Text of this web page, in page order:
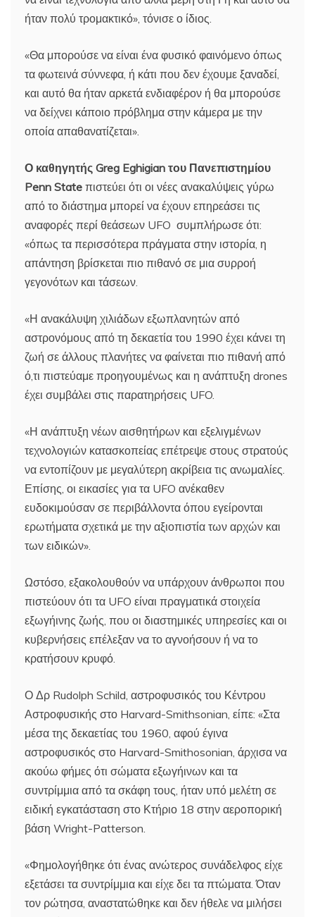
ήταν πολύ τρομακτικό», τόνισε ο ίδιος.
«Θα μπορούσε να είναι ένα φυσικό φαινόμενο όπως
τα φωτεινά σύννεφα, ή κάτι που δεν έχουμε ξαναδεί,
και αυτό θα ήταν αρκετά ενδιαφέρον ή θα μπορούσε
να δείχνει κάποιο πρόβλημα στην κάμερα με την
οποία απαθανατίζεται».
Ο καθηγητής Greg Eghigian του Πανεπιστημίου
Penn State πιστεύει ότι οι νέες ανακαλύψεις γύρω
από το διάστημα μπορεί να έχουν επηρεάσει τις
αναφορές περί θεάσεων UFO συμπλήρωσε ότι:
«όπως τα περισσότερα πράγματα στην ιστορία, η
απάντηση βρίσκεται πιο πιθανό σε μια συρροή
γεγονότων και τάσεων.
«Η ανακάλυψη χιλιάδων εξωπλανητών από
αστρονόμους από τη δεκαετία του 1990 έχει κάνει τη
ζωή σε άλλους πλανήτες να φαίνεται πιο πιθανή από
ό,τι πιστεύαμε προηγουμένως και η ανάπτυξη drones
έχει συμβάλει στις παρατηρήσεις UFO.
«Η ανάπτυξη νέων αισθητήρων και εξελιγμένων
τεχνολογιών κατασκοπείας επέτρεψε στους στρατούς
να εντοπίζουν με μεγαλύτερη ακρίβεια τις ανωμαλίες.
Επίσης, οι εικασίες για τα UFO ανέκαθεν
ευδοκιμούσαν σε περιβάλλοντα όπου εγείρονται
ερωτήματα σχετικά με την αξιοπιστία των αρχών και
των ειδικών».
Ωστόσο, εξακολουθούν να υπάρχουν άνθρωποι που
πιστεύουν ότι τα UFO είναι πραγματικά στοιχεία
εξωγήινης ζωής, που οι διαστημικές υπηρεσίες και οι
κυβερνήσεις επέλεξαν να το αγνοήσουν ή να το
κρατήσουν κρυφό.
Ο Δρ Rudolph Schild, αστροφυσικός του Κέντρου
Αστροφυσικής στο Harvard-Smithsonian, είπε: «Στα
μέσα της δεκαετίας του 1960, αφού έγινα
αστροφυσικός στο Harvard-Smithosonian, άρχισα να
ακούω φήμες ότι σώματα εξωγήινων και τα
συντρίμμια από τα σκάφη τους, ήταν υπό μελέτη σε
ειδική εγκατάσταση στο Κτήριο 18 στην αεροπορική
βάση Wright-Patterson.
«Φημολογήθηκε ότι ένας ανώτερος συνάδελφος είχε
εξετάσει τα συντρίμμια και είχε δει τα πτώματα. Όταν
τον ρώτησα, αναστατώθηκε και δεν ήθελε να μιλήσει